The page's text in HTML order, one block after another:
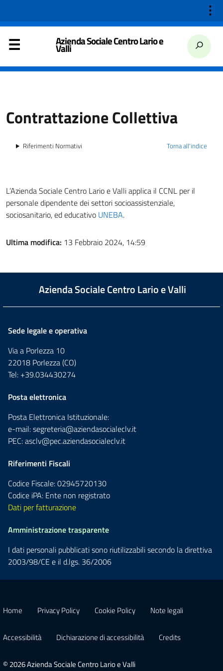
⋮
Azienda Sociale Centro Lario e
Valli
Contrattazione Collettiva
Torna all'indice
Riferimenti Normativi
L’Azienda Sociale Centro Lario e Valli applica il CCNL per il
personale dipendente dei settori socioassistenziale,
sociosanitario, ed educativo UNEBA.
Ultima modifica: 13 Febbraio 2024, 14:59
Azienda Sociale Centro Lario e Valli
Sede legale e operativa
Via a Porlezza 10
22018 Porlezza (CO)
Tel: +39.034430274
Posta elettronica
Posta Elettronica Istituzionale:
e-mail:segreteria@aziendasocialeclv.it
PEC:asclv@pec.aziendasocialeclv.it
Riferimenti Fiscali
Codice Fiscale: 02945720130
Codice iPA: Ente non registrato
Dati per fatturazione
Amministrazione trasparente
I dati personali pubblicati sono riutilizzabili secondo la direttiva
2003/98/CE e il d.lgs. 36/2006
Home Privacy Policy Cookie Policy Note legali
Accessibilità Dichiarazione di accessibilità Credits
© 2026 Azienda Sociale Centro Lario e Valli